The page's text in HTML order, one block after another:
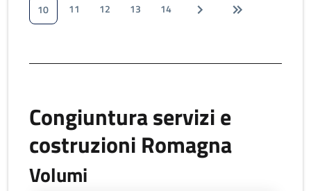
10
11 12 13 14
Congiuntura servizi e
costruzioni Romagna
Volumi